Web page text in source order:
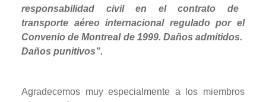
responsabilidad
civil en el contrato
de
transporte aéreo internacional regulado por el
Convenio de Montreal de 1999. Daños admitidos.
Daños punitivos”.
Agradecemos muy especialmente a los miembros